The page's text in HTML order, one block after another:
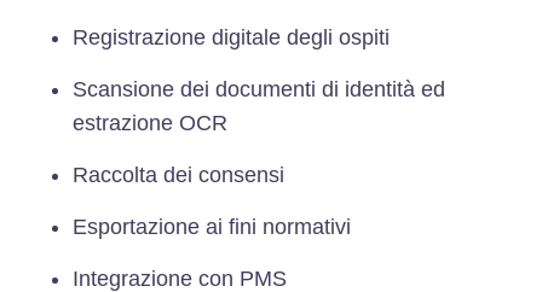
Registrazione digitale degli ospiti
Scansione dei documenti di identità ed
estrazione OCR
Raccolta dei consensi
Esportazione ai fini normativi
Integrazione con PMS